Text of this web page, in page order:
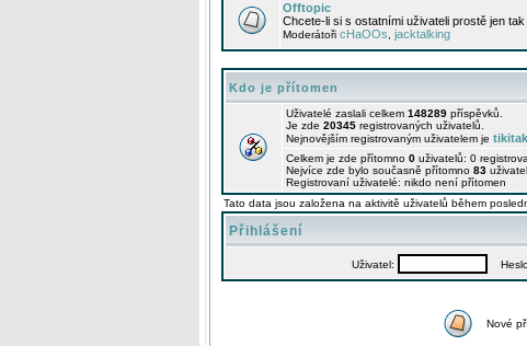
Offtopic
Chcete-li si s ostatními uživateli prostě jen tak
Moderátoři cHaOOs jacktalking
Kdo je přítomen
Uživatelé zaslali celkem 148289 příspěvků.
Je zde 20345 registrovaných uživatelů.
Nejnovějším registrovaným uživatelem je
Celkem je zde přítomno 0 uživatelů: 0
Nejvíce zde bylo současně přítomno 83
Registrovaní uživatelé: nikdo není přítomen
Tato data jsou založena na aktivitě uživatelů během
Přihlášení
Uživatel:
Nové